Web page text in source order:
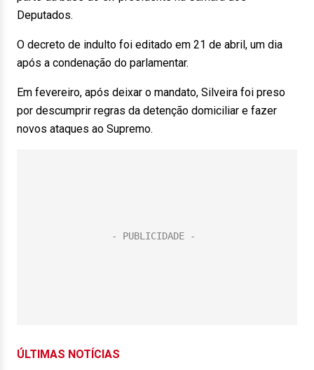
Deputados.
O decreto de indulto foi editado em 21 de abril, um dia
após a condenação do parlamentar.
Em fevereiro, após deixar o mandato, Silveira foi preso
por descumprir regras da detenção domiciliar e fazer
novos ataques ao Supremo.